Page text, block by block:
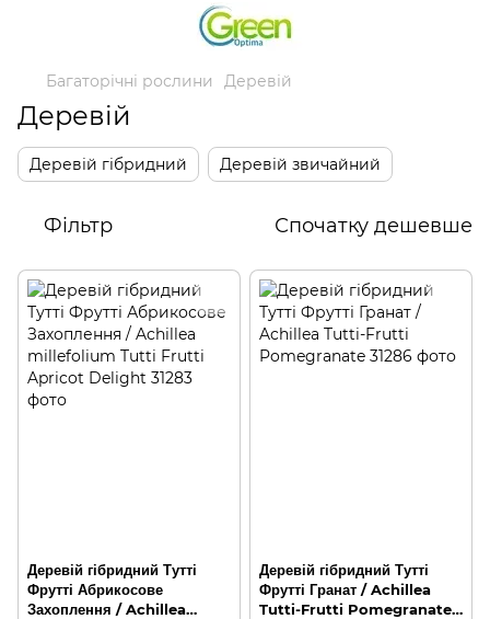
Багаторічні рослини Деревій
Деревій
Деревій гібридний Деревій звичайний
Фільтр Спочатку дешевше
Деревій гібридний Тутті
Фрутті Абрикосове
Захоплення / Achillea
Деревій гібридний Тутті
Фрутті Гранат / Achillea
Tutti-Frutti Pomegranate,